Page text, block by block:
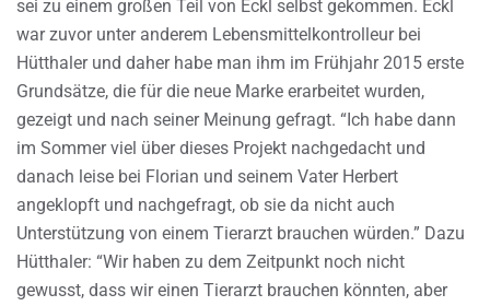
sei zu einem großen Teil von Eckl selbst gekommen. Eckl
war zuvor unter anderem Lebensmittelkontrolleur bei
Hütthaler und daher habe man ihm im Frühjahr 2015 erste
Grundsätze, die für die neue Marke erarbeitet wurden,
gezeigt und nach seiner Meinung gefragt. “Ich habe dann
im Sommer viel über dieses Projekt nachgedacht und
danach leise bei Florian und seinem Vater Herbert
angeklopft und nachgefragt, ob sie da nicht auch
Unterstützung von einem Tierarzt brauchen würden.” Dazu
Hütthaler: “Wir haben zu dem Zeitpunkt noch nicht
gewusst, dass wir einen Tierarzt brauchen könnten, aber